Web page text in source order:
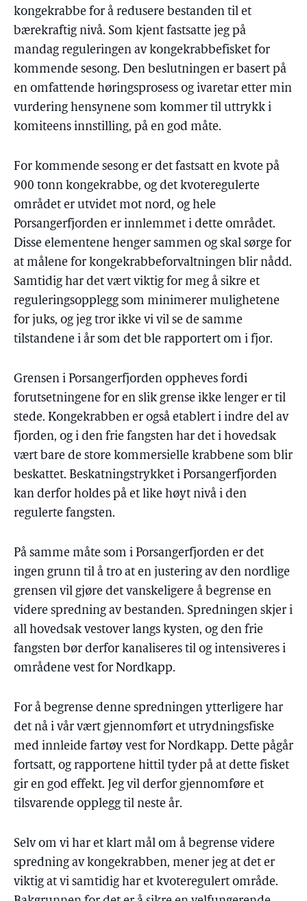
kongekrabbe for å redusere bestanden til et
bærekraftig nivå. Som kjent fastsatte jeg på
mandag reguleringen av kongekrabbefisket for
kommende sesong. Den beslutningen er basert på
en omfattende høringsprosess og ivaretar etter min
vurdering hensynene som kommer til uttrykk i
komiteens innstilling, på en god måte.
For kommende sesong er det fastsatt en kvote på
900 tonn kongekrabbe, og det kvoteregulerte
området er utvidet mot nord, og hele
Porsangerfjorden er innlemmet i dette området.
Disse elementene henger sammen og skal sørge for
at målene for kongekrabbeforvaltningen blir nådd.
Samtidig har det vært viktig for meg å sikre et
reguleringsopplegg som minimerer mulighetene
for juks, og jeg tror ikke vi vil se de samme
tilstandene i år som det ble rapportert om i fjor.
Grensen i Porsangerfjorden oppheves fordi
forutsetningene for en slik grense ikke lenger er til
stede. Kongekrabben er også etablert i indre del av
fjorden, og i den frie fangsten har det i hovedsak
vært bare de store kommersielle krabbene som blir
beskattet. Beskatningstrykket i Porsangerfjorden
kan derfor holdes på et like høyt nivå i den
regulerte fangsten.
På samme måte som i Porsangerfjorden er det
ingen grunn til å tro at en justering av den nordlige
grensen vil gjøre det vanskeligere å begrense en
videre spredning av bestanden. Spredningen skjer i
all hovedsak vestover langs kysten, og den frie
fangsten bør derfor kanaliseres til og intensiveres i
områdene vest for Nordkapp.
For å begrense denne spredningen ytterligere har
det nå i vår vært gjennomført et utrydningsfiske
med innleide fartøy vest for Nordkapp. Dette pågår
fortsatt, og rapportene hittil tyder på at dette fisket
gir en god effekt. Jeg vil derfor gjennomføre et
tilsvarende opplegg til neste år.
Selv om vi har et klart mål om å begrense videre
spredning av kongekrabben, mener jeg at det er
viktig at vi samtidig har et kvoteregulert område.